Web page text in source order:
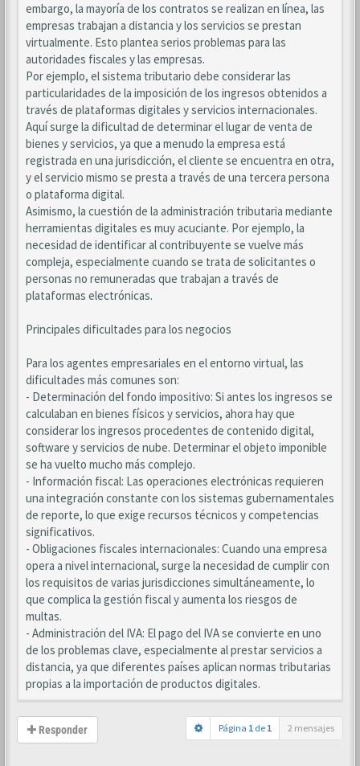
embargo, la mayoría de los contratos se realizan en línea, las
empresas trabajan a distancia y los servicios se prestan
virtualmente. Esto plantea serios problemas para las
autoridades fiscales y las empresas.
Por ejemplo, el sistema tributario debe considerar las
particularidades de la imposición de los ingresos obtenidos a
través de plataformas digitales y servicios internacionales.
Aquí surge la dificultad de determinar el lugar de venta de
bienes y servicios, ya que a menudo la empresa está
registrada en una jurisdicción, el cliente se encuentra en otra,
y el servicio mismo se presta a través de una tercera persona
o plataforma digital.
Asimismo, la cuestión de la administración tributaria mediante
herramientas digitales es muy acuciante. Por ejemplo, la
necesidad de identificar al contribuyente se vuelve más
compleja, especialmente cuando se trata de solicitantes o
personas no remuneradas que trabajan a través de
plataformas electrónicas.
Principales dificultades para los negocios
Para los agentes empresariales en el entorno virtual, las
dificultades más comunes son:
- Determinación del fondo impositivo: Si antes los ingresos se
calculaban en bienes físicos y servicios, ahora hay que
considerar los ingresos procedentes de contenido digital,
software y servicios de nube. Determinar el objeto imponible
se ha vuelto mucho más complejo.
- Información fiscal: Las operaciones electrónicas requieren
una integración constante con los sistemas gubernamentales
de reporte, lo que exige recursos técnicos y competencias
significativos.
- Obligaciones fiscales internacionales: Cuando una empresa
opera a nivel internacional, surge la necesidad de cumplir con
los requisitos de varias jurisdicciones simultáneamente, lo
que complica la gestión fiscal y aumenta los riesgos de
multas.
- Administración del IVA: El pago del IVA se convierte en uno
de los problemas clave, especialmente al prestar servicios a
distancia, ya que diferentes países aplican normas tributarias
propias a la importación de productos digitales.
Responder Página 1 de 1 2 mensajes